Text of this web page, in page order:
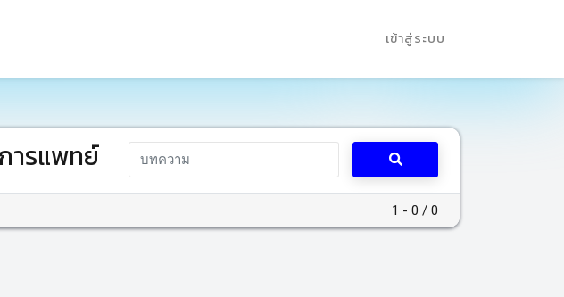
เข้าสู่ระบบ
ารแพทย์
1 - 0 / 0